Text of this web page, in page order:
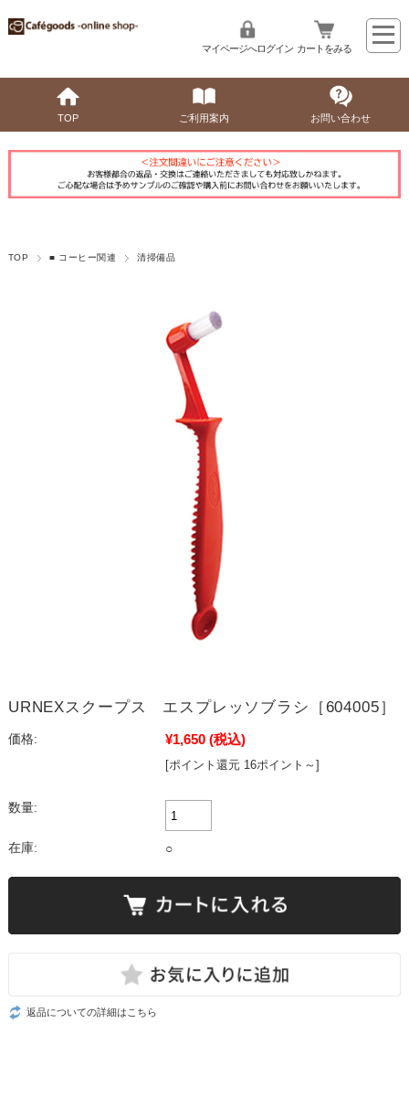
マイページへログイン カートをみる
TOP ご利用案内 お問い合わせ
TOP ■ コーヒー関連 清掃備品
URNEXスクープス エスプレッソブラシ［604005］
価格: ¥1,650 (税込)
[ポイント還元 16ポイント～]
数量:
在庫: ○
返品についての詳細はこちら